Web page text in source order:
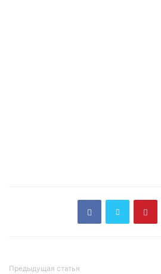
Предыдущая статья